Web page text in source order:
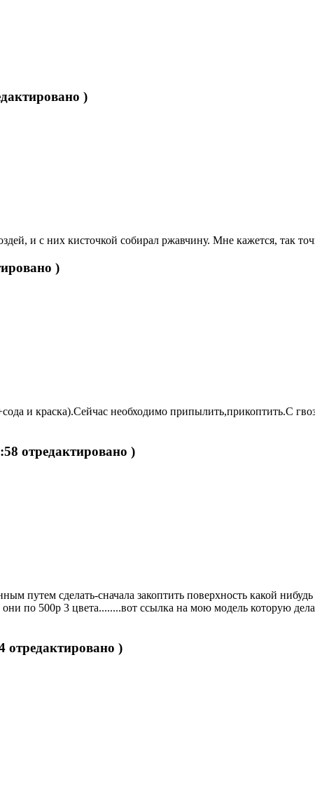
)
и с них кисточкой собирал ржавчину. Мне кажется, так
)
и краска).Сейчас необходимо припылить,прикоптить.С
отредактировано )
путем сделать-сначала закоптить поверхность какой
по 500р 3 цвета........вот ссылка на мою модель которую
отредактировано )